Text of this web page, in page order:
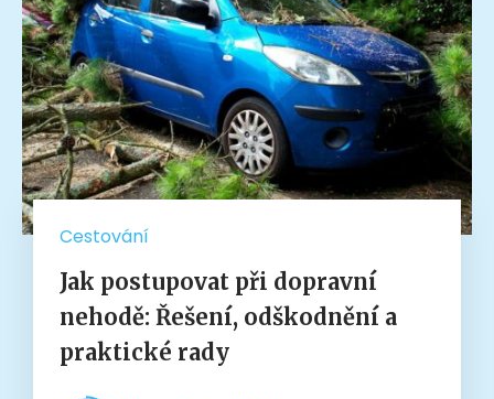
Cestování
Jak postupovat při dopravní
nehodě: Řešení, odškodnění a
praktické rady